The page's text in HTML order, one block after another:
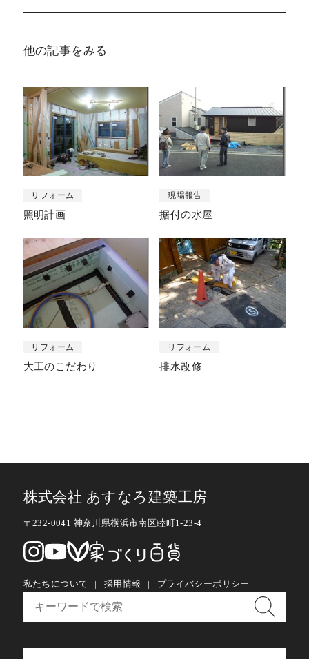
他の記事をみる
リフォーム
照明計画
現場報告
据付の水屋
リフォーム
大工のこだわり
リフォーム
排水改修
株式会社 あすなろ建築工房
〒232-0041 神奈川県横浜市南区睦町1-23-4
私たちについて 採用情報 プライバシーポリシー